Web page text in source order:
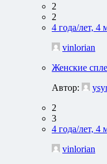
2
2
4 года/лет, 4
vinlorian
Женские
Автор:
2
3
4 года/лет, 4
vinlorian